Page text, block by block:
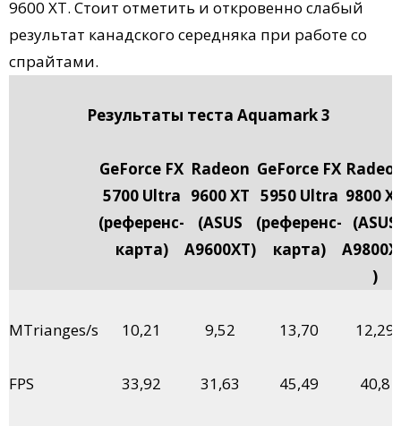
9600 XT. Стоит отметить и откровенно слабый
результат канадского середняка при работе со
спрайтами.
Результаты теста Aquamark 3
GeForce FX
5700 Ultra
(референс-
карта)
Radeon
9600 XT
(ASUS
A9600XT)
GeForce FX
5950 Ultra
(референс-
карта)
9800
(ASUS
)
MTrianges/s 10,21 9,52 13,70 12,29
FPS 33,92 31,63 45,49 40,8